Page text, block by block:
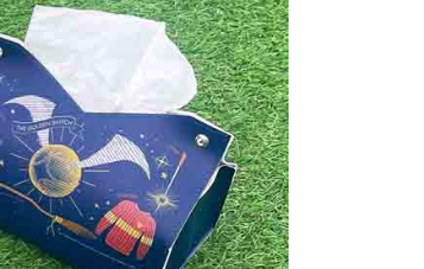
時，將依據個別帳號之用戶狀況，依本公司
若仍有額度不足之情形，本公司將視審查
用他人資訊註冊。若發現惡意使用之情
權停止該用戶之使用額度並採取法律行